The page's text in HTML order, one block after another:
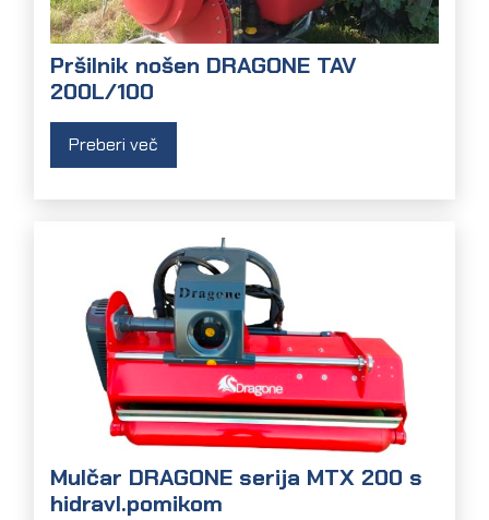
Pršilnik nošen DRAGONE TAV
200L/100
Preberi več
Mulčar DRAGONE serija MTX 200 s
hidravl.pomikom